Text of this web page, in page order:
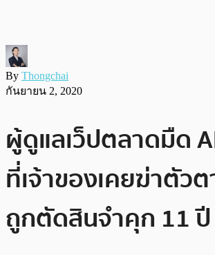
By Thongchai
กันยายน 2, 2020
ผู้ดูแลเว็ปตลาดมืด
ที่เจ้าของเคยฆ่าตัวต
ถูกตัดสินจำคุก 11 ปี